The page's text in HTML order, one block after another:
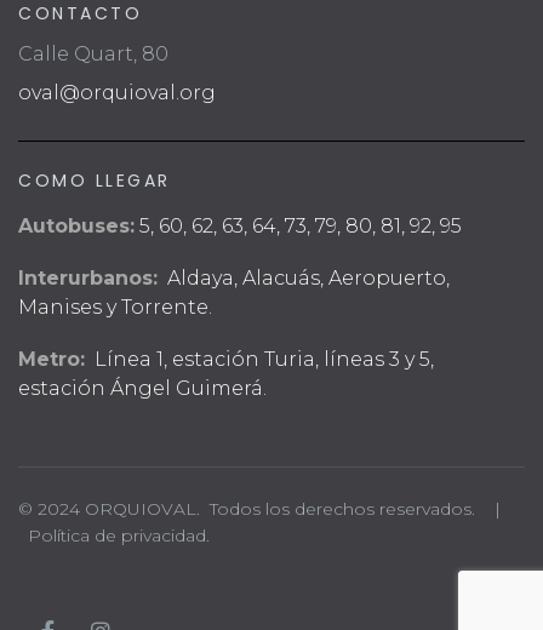
CONTACTO
Calle Quart, 80
oval@orquioval.org
COMO LLEGAR
Autobuses: 5, 60, 62, 63, 64, 73, 79, 80, 81, 92, 95
Interurbanos: Aldaya, Alacuás, Aeropuerto,
Manises y Torrente.
Metro: Línea 1, estación Turia, líneas 3 y 5,
estación Ángel Guimerá.
© 2024 ORQUIOVAL. Todos los derechos reservados. |
Política de privacidad.